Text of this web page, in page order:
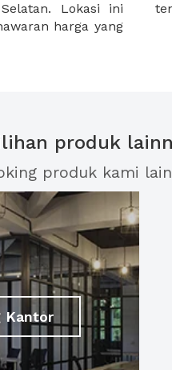
Lokasi ini
harga yang
produk
produk kami
Kantor